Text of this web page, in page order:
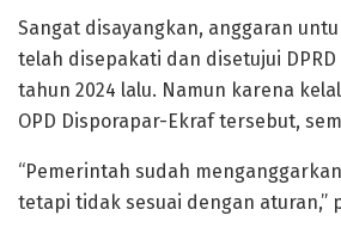
Sangat disayangkan, anggaran
telah disepakati dan disetujui
tahun 2024 lalu. Namun karena
OPD Disporapar-Ekraf tersebut,
“Pemerintah sudah
tetapi tidak sesuai dengan aturan,”